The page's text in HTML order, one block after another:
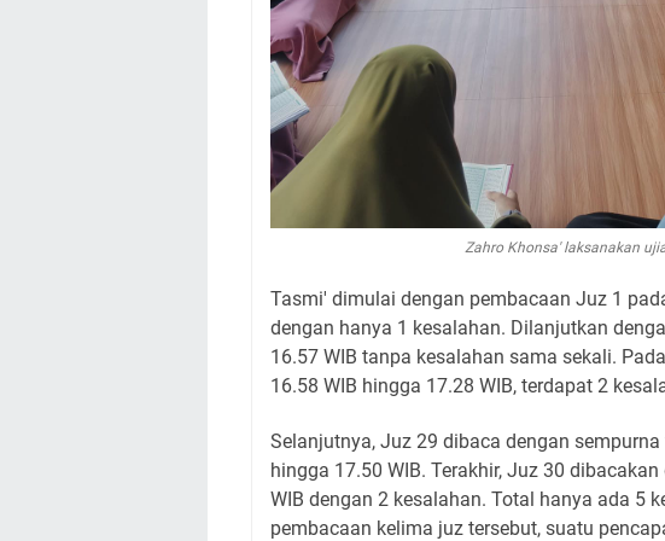
Zahro Khonsa' laksanakan
Tasmi' dimulai dengan pembacaan Juz 1
dengan hanya 1 kesalahan. Dilanjutkan
16.57 WIB tanpa kesalahan sama sekali.
16.58 WIB hingga 17.28 WIB, terdapat 2
Selanjutnya, Juz 29 dibaca dengan
hingga 17.50 WIB. Terakhir, Juz 30
WIB dengan 2 kesalahan. Total hanya ada 5
pembacaan kelima juz tersebut, suatu